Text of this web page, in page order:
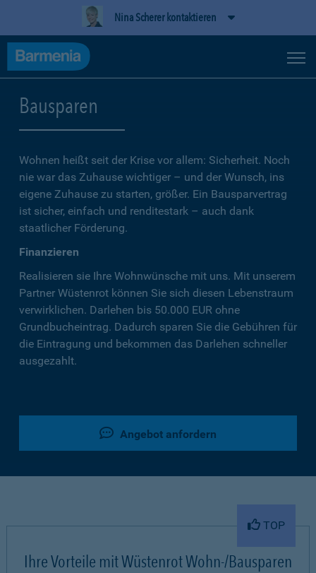
Nina Scherer kontaktieren
Bausparen
Wohnen heißt seit der Krise vor allem: Sicherheit. Noch
nie war das Zuhause wichtiger – und der Wunsch, ins
eigene Zuhause zu starten, größer. Ein Bausparvertrag
ist sicher, einfach und renditestark – auch dank
staatlicher Förderung.
Finanzieren
Realisieren sie Ihre Wohnwünsche mit uns. Mit unserem
Partner Wüstenrot können Sie sich diesen Lebenstraum
verwirklichen. Darlehen bis 50.000 EUR ohne
Grundbucheintrag. Dadurch sparen Sie die Gebühren für
die Eintragung und bekommen das Darlehen schneller
ausgezahlt.
Angebot anfordern
TOP
Ihre Vorteile mit Wüstenrot Wohn-/Bausparen